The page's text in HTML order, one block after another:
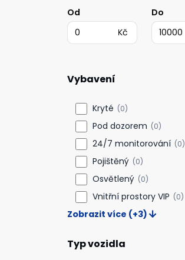
Od
Kč
Do
Vybavení
Kryté (0)
Pod dozorem (0)
24/7 monitorování (0)
Pojištěný (0)
Osvětlený (0)
Vnitřní prostory VIP (0)
Zobrazit více (+3)
Typ vozidla